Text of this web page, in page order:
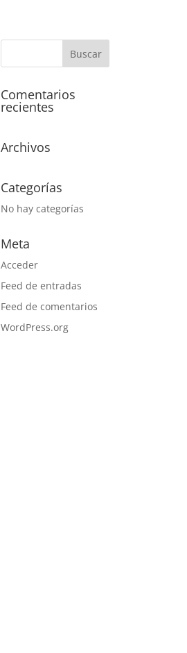
Comentarios
recientes
Archivos
Categorías
No hay categorías
Meta
Acceder
Feed de entradas
Feed de comentarios
WordPress.org